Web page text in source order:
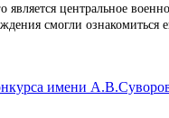
центральное
смогли
имени